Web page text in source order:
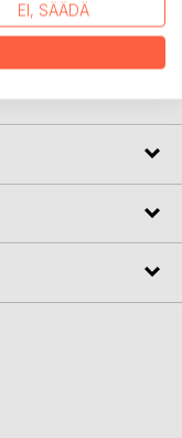
koostuu lyhyistä
Tekstit
tekemisiä
EI, SÄÄDÄ